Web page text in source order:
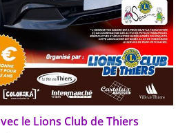
le Lions Club de Thiers